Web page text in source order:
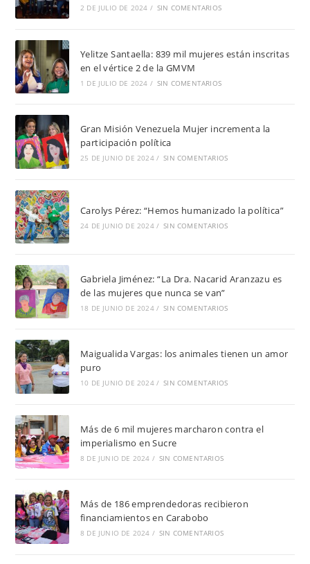
2 DE JULIO DE 2024 / SIN COMENTARIOS
Yelitze Santaella: 839 mil mujeres están inscritas
en el vértice 2 de la GMVM
1 DE JULIO DE 2024 / SIN COMENTARIOS
Gran Misión Venezuela Mujer incrementa la
participación política
25 DE JUNIO DE 2024 / SIN COMENTARIOS
Carolys Pérez: “Hemos humanizado la política”
24 DE JUNIO DE 2024 / SIN COMENTARIOS
Gabriela Jiménez: “La Dra. Nacarid Aranzazu es
de las mujeres que nunca se van”
18 DE JUNIO DE 2024 / SIN COMENTARIOS
Maigualida Vargas: los animales tienen un amor
puro
10 DE JUNIO DE 2024 / SIN COMENTARIOS
Más de 6 mil mujeres marcharon contra el
imperialismo en Sucre
8 DE JUNIO DE 2024 / SIN COMENTARIOS
Más de 186 emprendedoras recibieron
financiamientos en Carabobo
8 DE JUNIO DE 2024 / SIN COMENTARIOS